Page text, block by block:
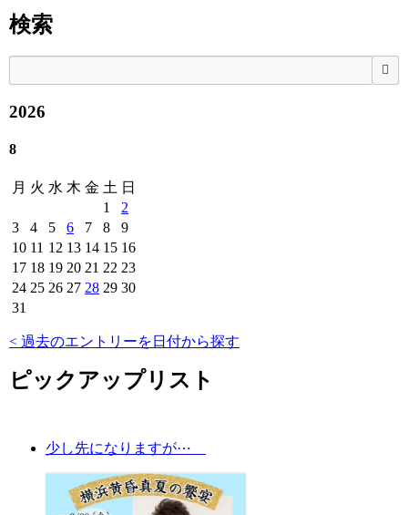
検索
2026
8
月 火 水 木 金 土 日
1
2
3
4 5 6 7 8
9
10 11 12 13 14 15 16
17 18 19 20 21 22 23
24 25 26 27 28 29 30
31
< 過去のエントリーを日付から探す
ピックアップリスト
少し先になりますが⋯